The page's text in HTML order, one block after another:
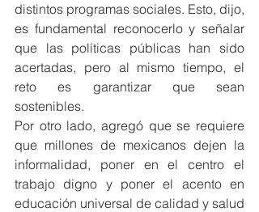
distintos programas sociales. Esto, dijo,
es fundamental reconocerlo y señalar
que las políticas públicas han sido
acertadas, pero al mismo tiempo, el
reto es garantizar que sean
sostenibles.
Por otro lado, agregó que se requiere
que millones de mexicanos dejen la
informalidad, poner en el centro el
trabajo digno y poner el acento en
educación universal de calidad y salud